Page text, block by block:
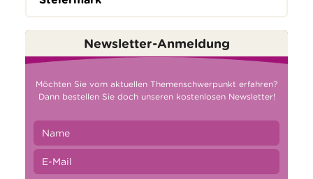
Newsletter-Anmeldung
Möchten Sie vom aktuellen Themenschwerpunkt erfahren?
Dann bestellen Sie doch unseren kostenlosen Newsletter!